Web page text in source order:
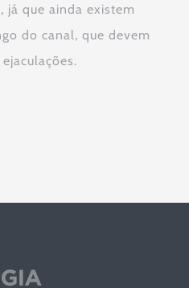
já que ainda existem
do canal, que devem